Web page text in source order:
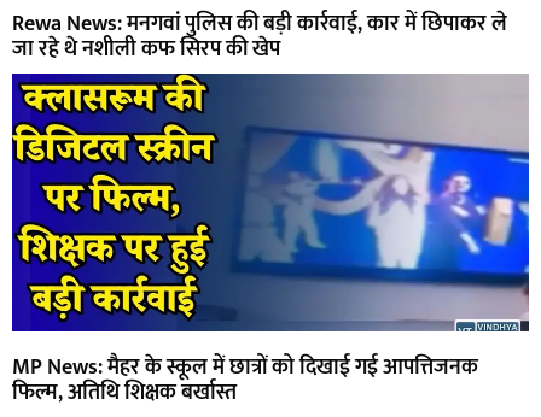
Rewa News: मनगवां पुलिस की बड़ी कार्रवाई, कार में छिपाकर ले
जा रहे थे नशीली कफ सिरप की खेप
MP News: मैहर के स्कूल में छात्रों को दिखाई गई आपत्तिजनक
फिल्म, अतिथि शिक्षक बर्खास्त